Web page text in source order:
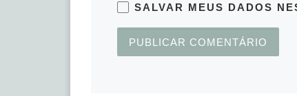
SALVAR MEUS DADOS